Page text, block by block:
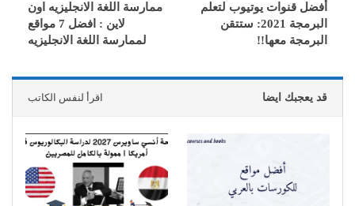
أفضل قنوات يوتيوب لتعلم
البرمجة 2021: ستتقن
البرمجة معها!!
ممارسة اللغة الانجليزيه اون
لاين : افضل 7 مواقع
لممارسة اللغة الانجليزيه
قد يعجبك ايضا اقرأ لنفس الكاتب